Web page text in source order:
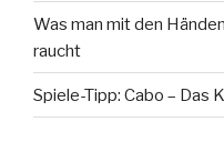
Was man mit den
raucht
Spiele-Tipp: Cabo – Das